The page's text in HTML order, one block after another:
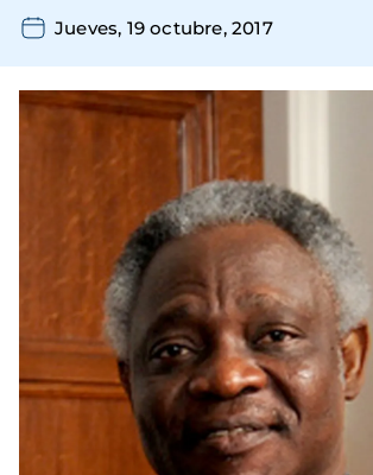
Jueves, 19 octubre, 2017